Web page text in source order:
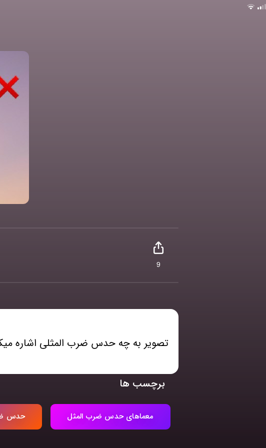
9
تصویر به چه حدس ضرب المثلی اشاره
برچسب ها
معماهای حدس ضرب المثل حدس